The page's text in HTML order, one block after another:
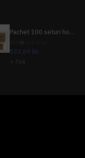
Pachet 100 seturi hoteliere, set dentar, set barbierit, casca de dus, pila unghii, set cusut
533,69 lei
+ TVA